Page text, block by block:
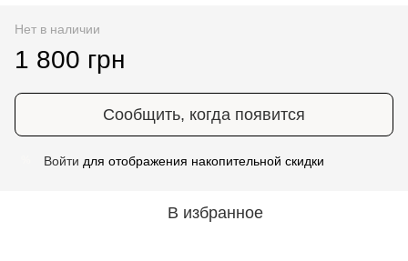
Нет в наличии
1 800 грн
Сообщить, когда появится
Войти для отображения накопительной скидки
В избранное